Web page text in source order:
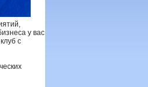
у вас
с